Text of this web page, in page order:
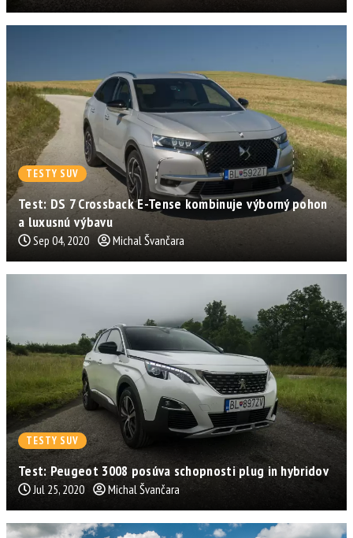
TESTY SUV
Test: DS 7 Crossback E-Tense kombinuje výborný pohon
a luxusnú výbavu
Sep 04, 2020 Michal Švančara
TESTY SUV
Test: Peugeot 3008 posúva schopnosti plug in hybridov
Jul 25, 2020 Michal Švančara